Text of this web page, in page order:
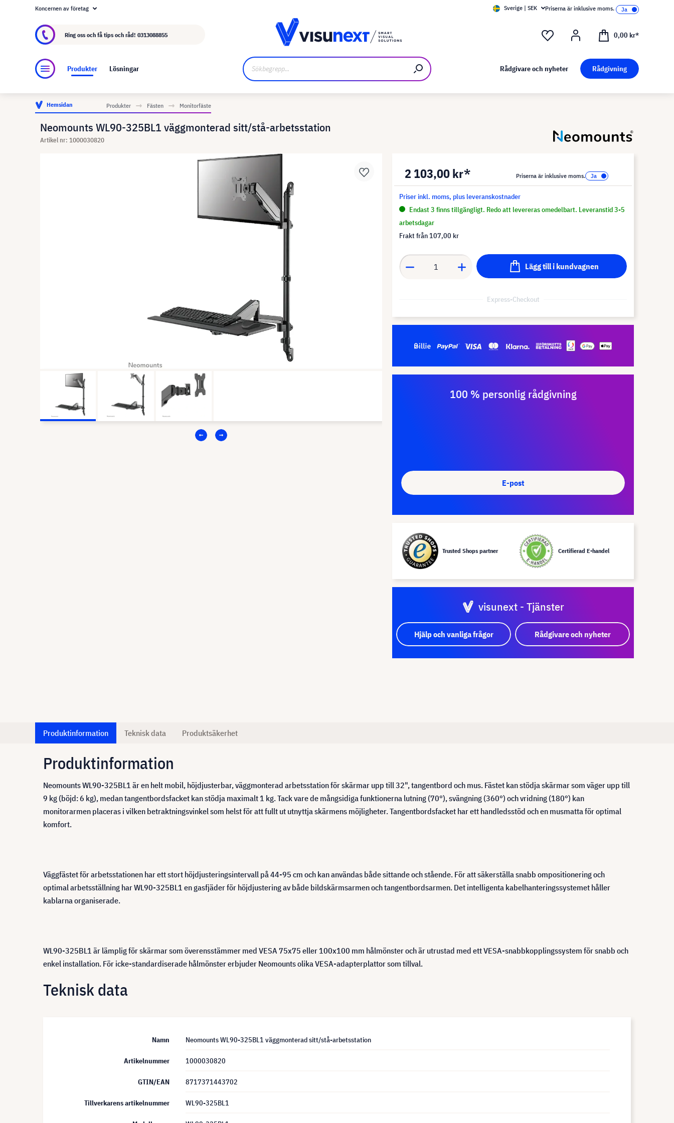
Om visunext.se
Koncernen av företag Sverige | SEK Priserna är inklusive moms.
Ring oss och få tips och råd! 0313088855 0,00 kr*
Produkter Lösningar Rådgivare och nyheter Rådgivning
Hemsidan Produkter Fästen Monitorfäste
Neomounts WL90-325BL1 väggmonterad sitt/stå-arbetsstation
Artikel nr: 1000030820
2 103,00 kr* Priserna är inklusive moms.
Priser inkl. moms, plus leveranskostnader
Endast 3 finns tillgängligt. Redo att levereras omedelbart. Leveranstid 3-5
arbetsdagar
Frakt från 107,00 kr
Lägg till i kundvagnen
Express-Checkout
100 % personlig rådgivning
E-post
Trusted Shops partner Certifierad E-handel
visunext - Tjänster
Hjälp och vanliga frågor Rådgivare och nyheter
Produktinformation Teknisk data Produktsäkerhet
Produktinformation
Neomounts WL90-325BL1 är en helt mobil, höjdjusterbar, väggmonterad arbetsstation för skärmar upp till 32", tangentbord och mus. Fästet kan stödja skärmar som väger upp till
9 kg (böjd: 6 kg), medan tangentbordsfacket kan stödja maximalt 1 kg. Tack vare de mångsidiga funktionerna lutning (70°), svängning (360°) och vridning (180°) kan
monitorarmen placeras i vilken betraktningsvinkel som helst för att fullt ut utnyttja skärmens möjligheter. Tangentbordsfacket har ett handledsstöd och en musmatta för optimal
komfort.
Väggfästet för arbetsstationen har ett stort höjdjusteringsintervall på 44-95 cm och kan användas både sittande och stående. För att säkerställa snabb ompositionering och
optimal arbetsställning har WL90-325BL1 en gasfjäder för höjdjustering av både bildskärmsarmen och tangentbordsarmen. Det intelligenta kabelhanteringssystemet håller
kablarna organiserade.
WL90-325BL1 är lämplig för skärmar som överensstämmer med VESA 75x75 eller 100x100 mm hålmönster och är utrustad med ett VESA-snabbkopplingssystem för snabb och
enkel installation. För icke-standardiserade hålmönster erbjuder Neomounts olika VESA-adapterplattor som tillval.
Teknisk data
Namn Neomounts WL90-325BL1 väggmonterad sitt/stå-arbetsstation
Artikelnummer 1000030820
GTIN/EAN 8717371443702
Tillverkarens artikelnummer WL90-325BL1